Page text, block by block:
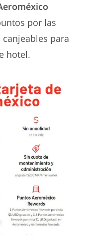
por las
para
hotel.